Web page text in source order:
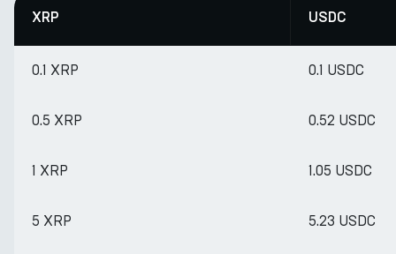
XRP USDC
0.1 XRP 0.1 USDC
0.5 XRP 0.52 USDC
1 XRP 1.05 USDC
5 XRP 5.23 USDC